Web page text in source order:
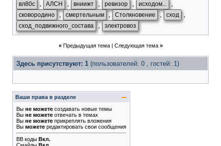
вл80с АЛСН вниижт ревизор исходом...
сковородино , смертельным , Столкновение , сход
сход_подвижного_состава , электровоз
« Предыдущая тема| Следующая тема »
Здесь присутствуют: 1 (пользователей: 0 , гостей: 1)
Ваши права в разделе
Вы не можете создавать новые темы
Вы не можете отвечать в темах
Вы не можете прикреплять вложения
Вы можете редактировать свои сообщения
BB коды Вкл.